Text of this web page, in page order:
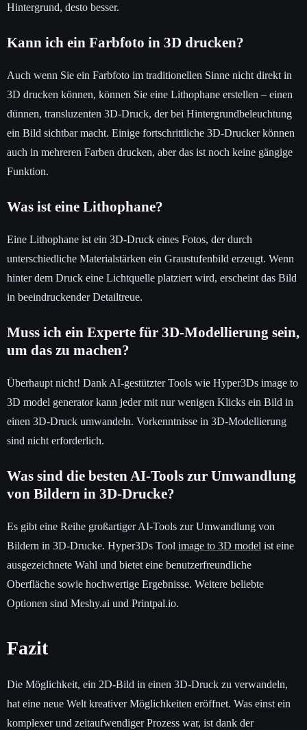
Hintergrund, desto besser.
Kann ich ein Farbfoto in 3D drucken?
Auch wenn Sie ein Farbfoto im traditionellen Sinne nicht direkt in
3D drucken können, können Sie eine Lithophane erstellen – einen
dünnen, transluzenten 3D-Druck, der bei Hintergrundbeleuchtung
ein Bild sichtbar macht. Einige fortschrittliche 3D-Drucker können
auch in mehreren Farben drucken, aber das ist noch keine gängige
Funktion.
Was ist eine Lithophane?
Eine Lithophane ist ein 3D-Druck eines Fotos, der durch
unterschiedliche Materialstärken ein Graustufenbild erzeugt. Wenn
hinter dem Druck eine Lichtquelle platziert wird, erscheint das Bild
in beeindruckender Detailtreue.
Muss ich ein Experte für 3D-Modellierung sein,
um das zu machen?
Überhaupt nicht! Dank AI-gestützter Tools wie Hyper3Ds image to
3D model generator kann jeder mit nur wenigen Klicks ein Bild in
einen 3D-Druck umwandeln. Vorkenntnisse in 3D-Modellierung
sind nicht erforderlich.
Was sind die besten AI-Tools zur Umwandlung
von Bildern in 3D-Drucke?
Es gibt eine Reihe großartiger AI-Tools zur Umwandlung von
Bildern in 3D-Drucke. Hyper3Ds Tool image to 3D model ist eine
ausgezeichnete Wahl und bietet eine benutzerfreundliche
Oberfläche sowie hochwertige Ergebnisse. Weitere beliebte
Optionen sind Meshy.ai und Printpal.io.
Fazit
Die Möglichkeit, ein 2D-Bild in einen 3D-Druck zu verwandeln,
hat eine neue Welt kreativer Möglichkeiten eröffnet. Was einst ein
komplexer und zeitaufwendiger Prozess war, ist dank der